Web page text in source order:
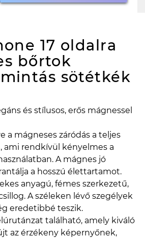
17 oldalra
bőrtok
sötétkék
és stílusos, erős mágnessel
a mágneses záródás a teljes
ami rendkívül kényelmes a
A mágnes jó
a hosszú élettartamot.
anyagú, fémes szerkezetű,
A széleken lévő szegélyek
eredetibbé teszik.
található, amely kiváló
az érzékeny képernyőnek,